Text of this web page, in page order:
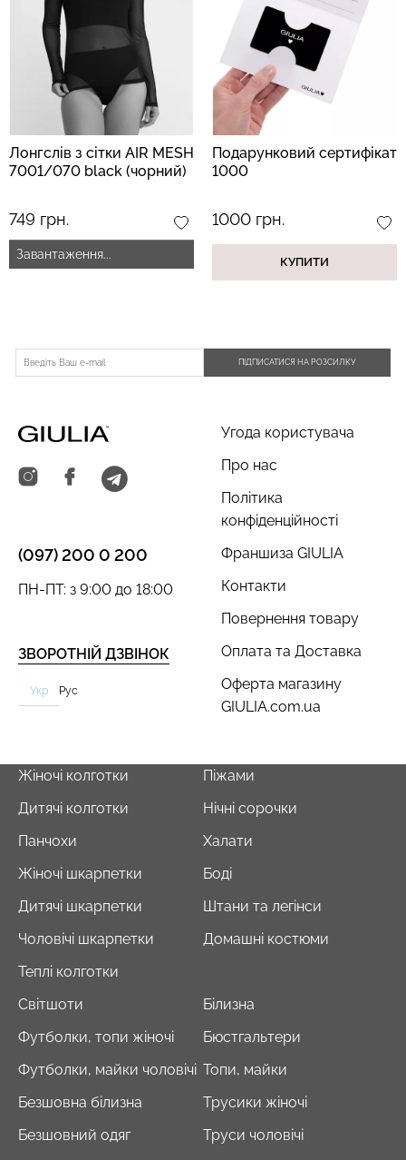
Лонгслів з сітки AIR MESH
7001/070 black (чорний)
749 грн.
Завантаження...
Подарунковий сертифікат
1000
1000 грн.
КУПИТИ
ПІДПИСАТИСЯ НА РОЗСИЛКУ
Угода користувача
Про нас
Політика
конфіденційності
Франшиза GIULIA
Контакти
Повернення товару
Оплата та Доставка
Оферта магазину
GIULIA.com.ua
(097) 200 0 200
ЗВОРОТНІЙ ДЗВІНОК
ПН-ПТ: з 9:00 до 18:00
Укр Рус
Жіночі колготки
Дитячі колготки
Панчохи
Жіночі шкарпетки
Дитячі шкарпетки
Чоловічі шкарпетки
Теплі колготки
Піжами
Нічні сорочки
Халати
Боді
Штани та легінси
Домашні костюми
Світшоти
Футболки, топи жіночі
Футболки, майки чоловічі
Безшовна білизна
Безшовний одяг
Білизна
Бюстгальтери
Топи, майки
Трусики жіночі
Труси чоловічі
Безшовні труси хіпстери
HIPSTER BRIEFS
(бежевий) Giulia
230 грн.
329 грн.
Топ на бретелях в рубчик
CAMI TOP RIB white (білий)
Giulia
299 грн.499 грн.
ефектом безшовні
TRACKS SHAPE black
454 грн.
Топ на бретелях в рубчик
(чорний) Giulia
299 грн. 499 грн.